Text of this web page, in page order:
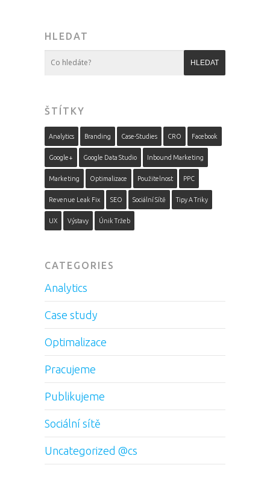
HLEDAT
ŠTÍTKY
Analytics Branding Case-Studies CRO Facebook
Google+ Google Data Studio Inbound Marketing
Marketing Optimalizace Použitelnost PPC
Revenue Leak Fix SEO Sociální Sítě Tipy A Triky
UX Výstavy Únik Tržeb
CATEGORIES
Analytics
Case study
Optimalizace
Pracujeme
Publikujeme
Sociální sítě
Uncategorized @cs